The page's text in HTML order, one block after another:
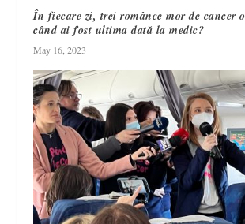
În fiecare zi, trei românce mor de cancer
când ai fost ultima dată la medic?
May 16, 2023